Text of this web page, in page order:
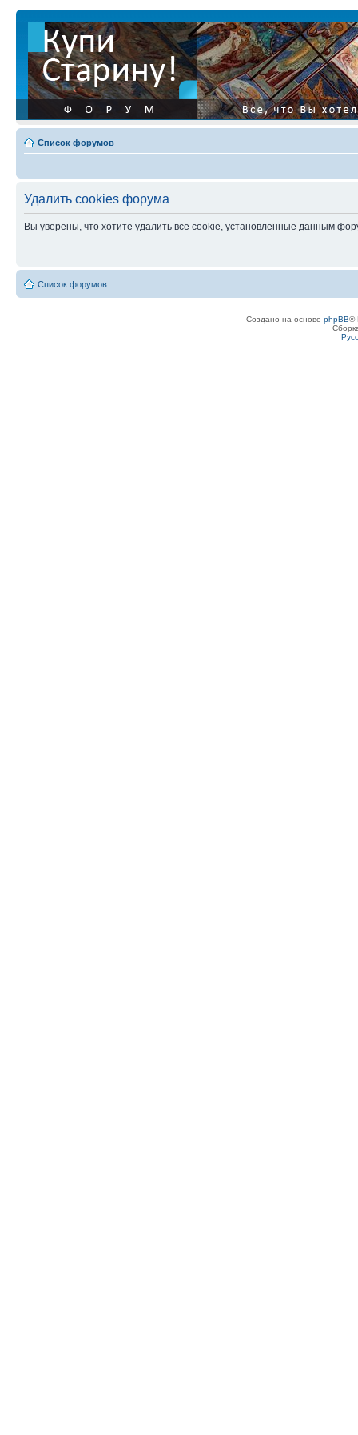
Список форумов
Удалить cookies форума
Вы уверены, что хотите удалить все cookie, установленные данным
Список форумов
Создано на основе phpBB®